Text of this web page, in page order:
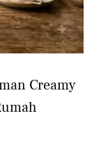
Creamy